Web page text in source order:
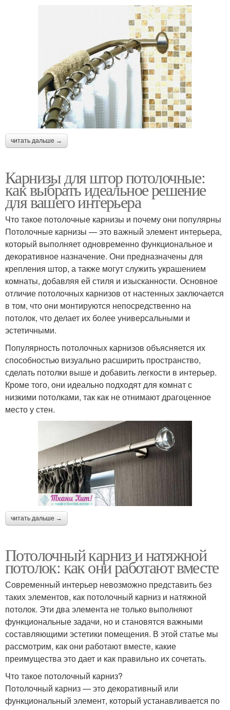
читать дальше →
Карнизы для штор потолочные:
как выбрать идеальное решение
для вашего интерьера
Что такое потолочные карнизы и почему они популярны
Потолочные карнизы — это важный элемент интерьера,
который выполняет одновременно функциональное и
декоративное назначение. Они предназначены для
крепления штор, а также могут служить украшением
комнаты, добавляя ей стиля и изысканности. Основное
отличие потолочных карнизов от настенных заключается
в том, что они монтируются непосредственно на
потолок, что делает их более универсальными и
эстетичными.
Популярность потолочных карнизов объясняется их
способностью визуально расширить пространство,
сделать потолки выше и добавить легкости в интерьер.
Кроме того, они идеально подходят для комнат с
низкими потолками, так как не отнимают драгоценное
место у стен.
читать дальше →
Потолочный карниз и натяжной
потолок: как они работают вместе
Современный интерьер невозможно представить без
таких элементов, как потолочный карниз и натяжной
потолок. Эти два элемента не только выполняют
функциональные задачи, но и становятся важными
составляющими эстетики помещения. В этой статье мы
рассмотрим, как они работают вместе, какие
преимущества это дает и как правильно их сочетать.
Что такое потолочный карниз?
Потолочный карниз — это декоративный или
функциональный элемент, который устанавливается по